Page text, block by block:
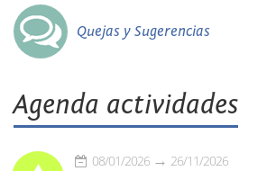
Quejas y Sugerencias
Agenda actividades
08/01/2026 26/11/2026